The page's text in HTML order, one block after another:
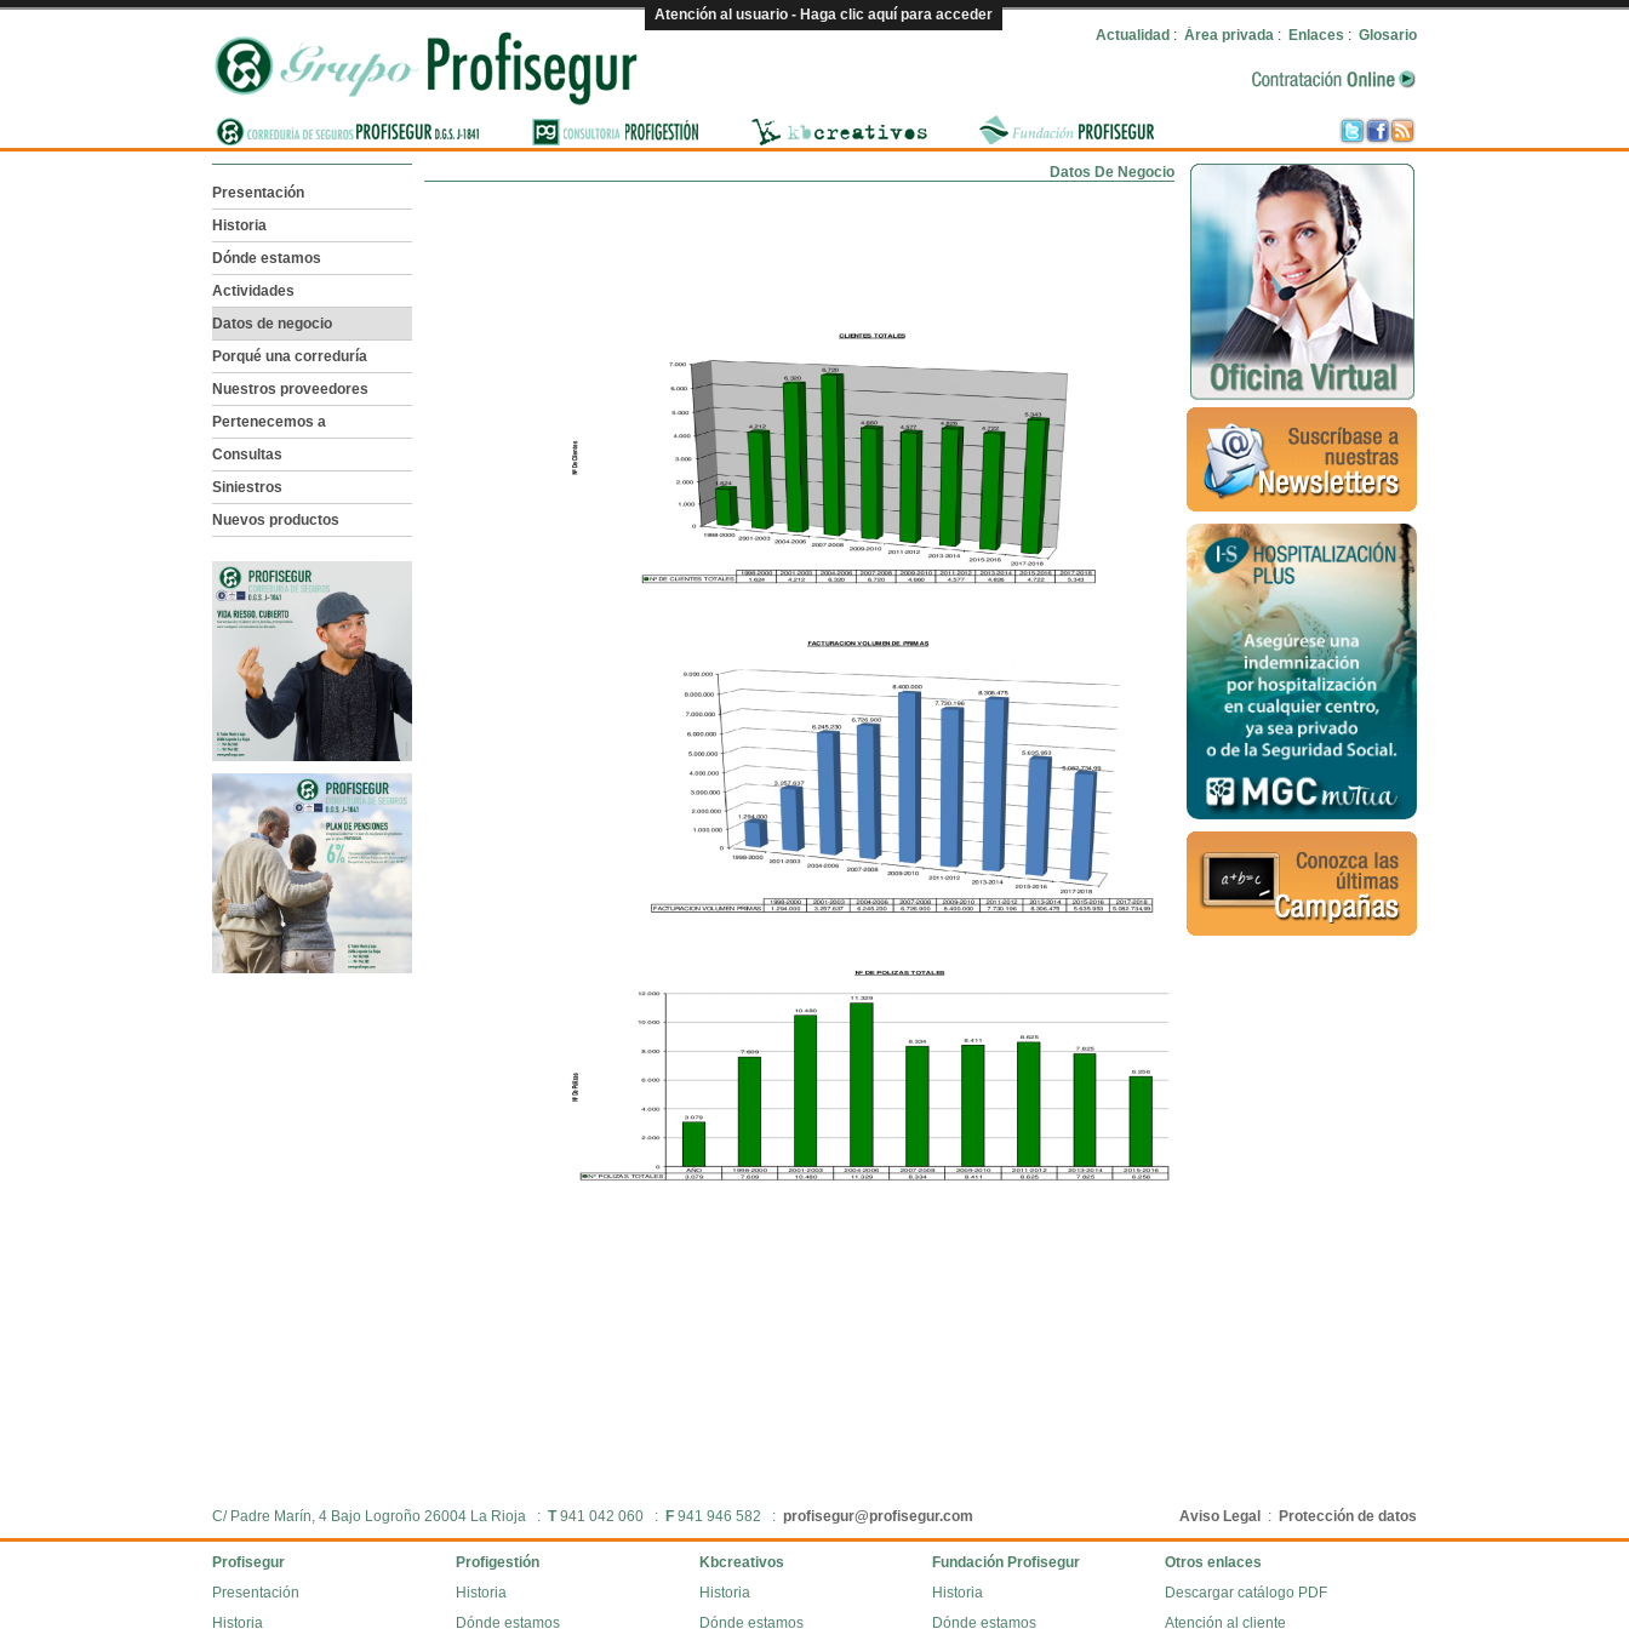
Atención al usuario - Haga clic aquí para acceder
Actualidad : Área privada : Enlaces : Glosario
Presentación
Historia
Dónde estamos
Actividades
Datos de negocio
Porqué una correduría
Nuestros proveedores
Pertenecemos a
Consultas
Siniestros
Nuevos productos
Datos De Negocio
C/ Padre Marín, 4 Bajo Logroño 26004 La Rioja : T941 042 060 : F 941 946 582 : profisegur@profisegur.com Aviso Legal : Protección de datos
Profisegur Profigestión Kbcreativos Fundación Profisegur
Otros enlaces
Presentación
Historia
Historia
Dónde estamos
Historia
Dónde estamos
Historia
Dónde estamos
Descargar catálogo PDF
Atención al cliente